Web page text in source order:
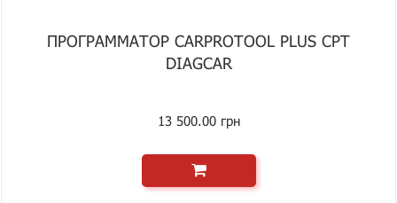
ПРОГРАММАТОР CARPROTOOL PLUS CPT
DIAGCAR
13 500.00 грн